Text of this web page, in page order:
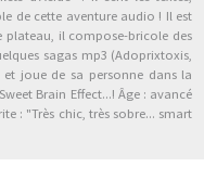
de cette aventure audio ! Il est
plateau, il compose-bricole des
sagas mp3 (Adoprixtoxis,
joue de sa personne dans la
Brain Effect...! Âge : avancé
: "Très chic, très sobre... smart